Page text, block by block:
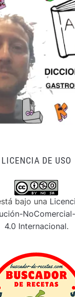
LICENCIA DE USO
bajo una
4.0 Internacional.